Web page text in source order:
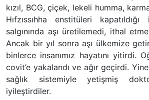
kızıl, BCG, çiçek, lekeli humma,
Hıfzıssıhha enstitüleri
salgınında aşı üretilemedi, ithal
Ancak bir yıl sonra aşı ülkemize
binlerce insanımız hayatını yitirdi.
covit’e yakalandı ve ağır geçirdi.
sağlık sistemiyle yetişmiş
iyileştirdiler.